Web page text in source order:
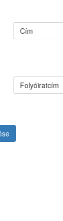
Cím
Folyóiratcím